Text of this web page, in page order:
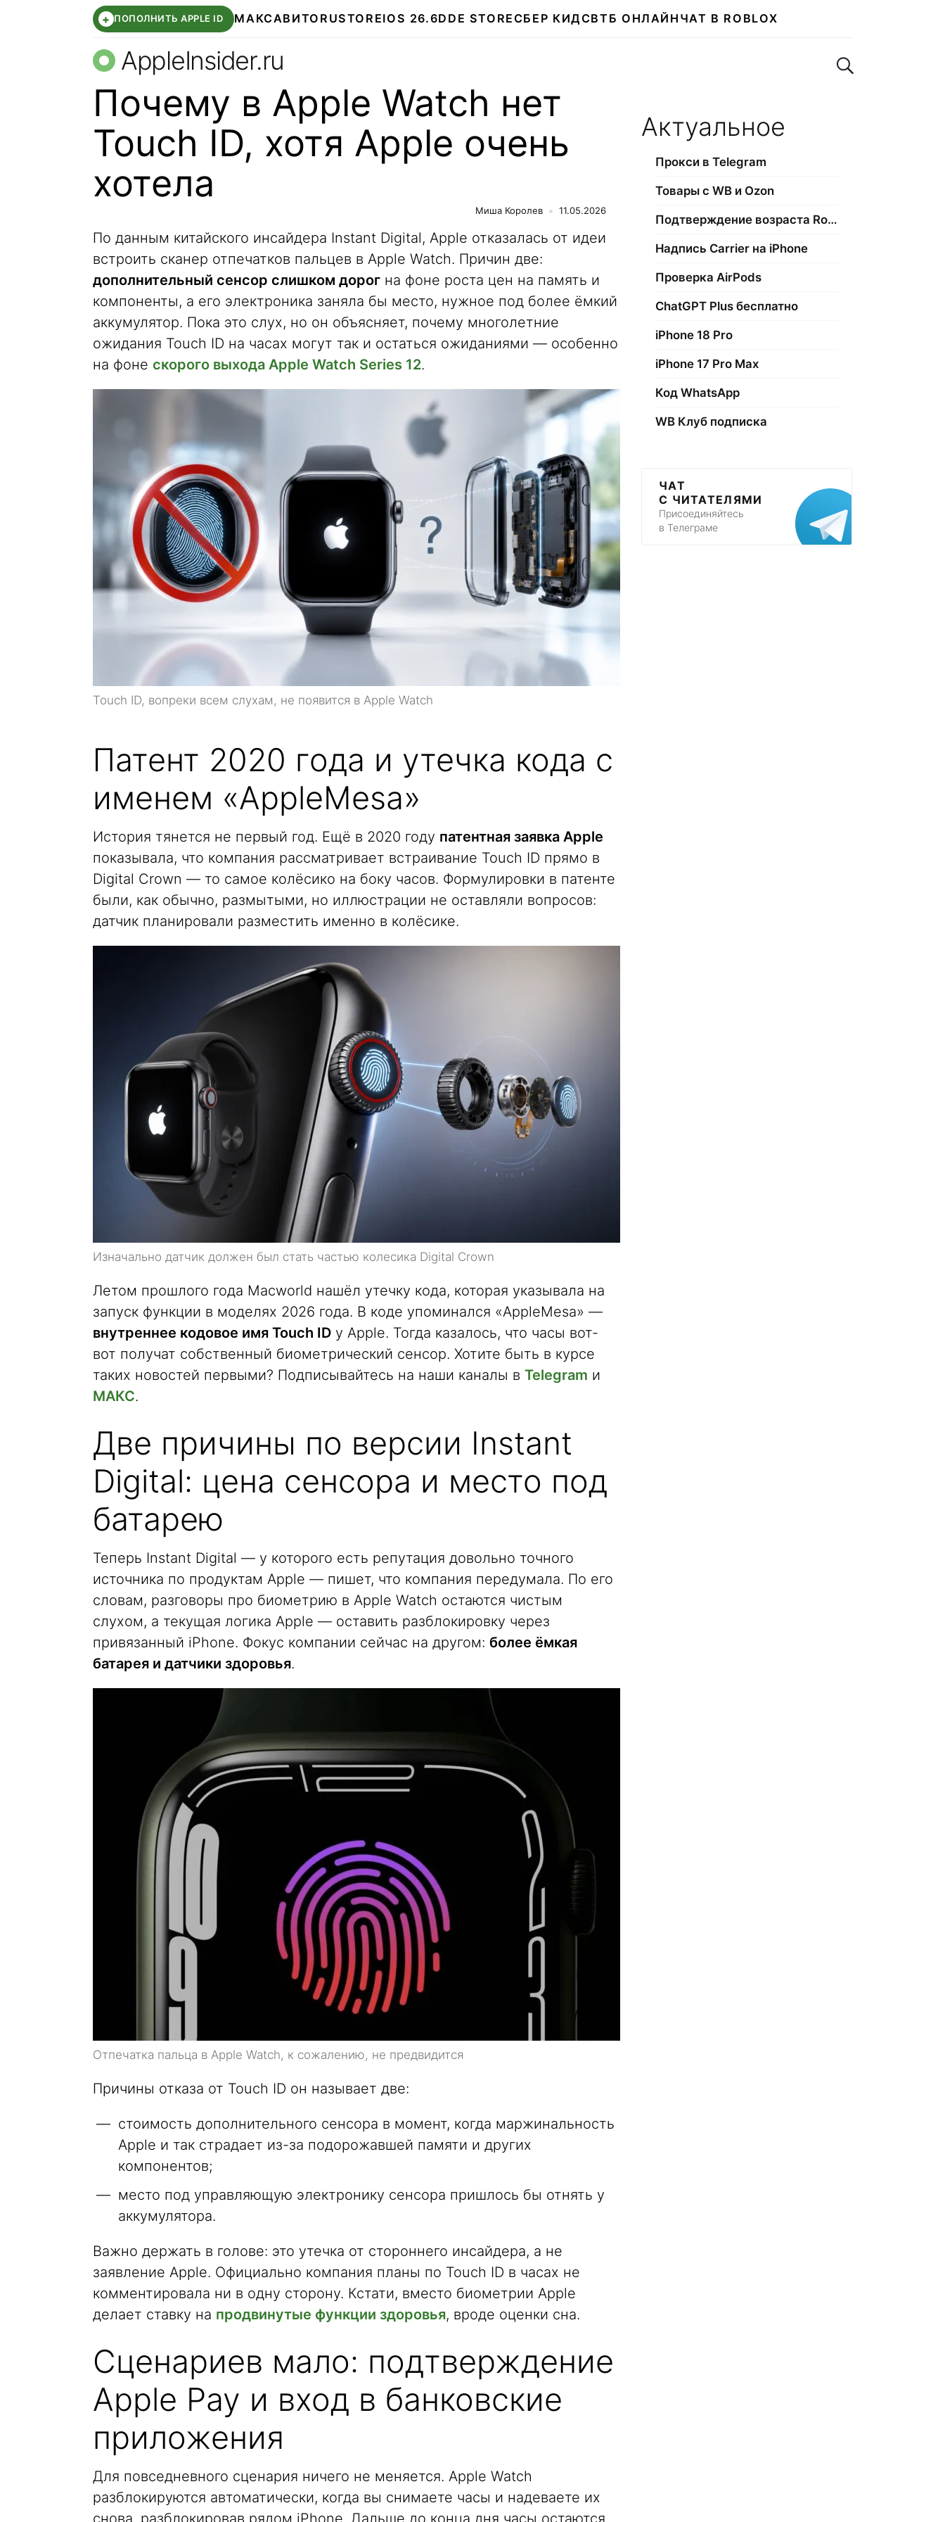
+ ПОПОЛНИТЬ APPLE ID МАКСАВИТО RUSTOREIOS 26.6DDE STORE СБЕР КИДСВТБ ОНЛАЙН ЧАТ В ROBLOX
AppleInsider.ru Поиск по сайту
Почему в Apple Watch нет
Touch ID, хотя Apple очень
хотела
Миша Королев 11.05.2026
По данным китайского инсайдера Instant Digital, Apple отказалась от идеи
встроить сканер отпечатков пальцев в Apple Watch. Причин две:
дополнительный сенсор слишком дорог на фоне роста цен на память и
компоненты, а его электроника заняла бы место, нужное под более ёмкий
аккумулятор. Пока это слух, но он объясняет, почему многолетние
ожидания Touch ID на часах могут так и остаться ожиданиями — особенно
на фоне скорого выхода Apple Watch Series 12.
Touch ID, вопреки всем слухам, не появится в Apple Watch
Патент 2020 года и утечка кода с
именем «AppleMesa»
История тянется не первый год. Ещё в 2020 году патентная заявка Apple
показывала, что компания рассматривает встраивание Touch ID прямо в
Digital Crown — то самое колёсико на боку часов. Формулировки в патенте
были, как обычно, размытыми, но иллюстрации не оставляли вопросов:
датчик планировали разместить именно в колёсике.
Изначально датчик должен был стать частью колесика Digital Crown
Летом прошлого года Macworld нашёл утечку кода, которая указывала на
запуск функции в моделях 2026 года. В коде упоминался «AppleMesa» —
внутреннее кодовое имя Touch ID у Apple. Тогда казалось, что часы вот-
вот получат собственный биометрический сенсор. Хотите быть в курсе
таких новостей первыми? Подписывайтесь на наши каналы в Telegram и
МАКС.
Две причины по версии Instant
Digital: цена сенсора и место под
батарею
Теперь Instant Digital — у которого есть репутация довольно точного
источника по продуктам Apple — пишет, что компания передумала. По его
словам, разговоры про биометрию в Apple Watch остаются чистым
слухом, а текущая логика Apple — оставить разблокировку через
привязанный iPhone. Фокус компании сейчас на другом: более ёмкая
батарея и датчики здоровья.
Отпечатка пальца в Apple Watch, к сожалению, не предвидится
Причины отказа от Touch ID он называет две:
стоимость дополнительного сенсора в момент, когда маржинальность
Apple и так страдает из-за подорожавшей памяти и других
компонентов;
место под управляющую электронику сенсора пришлось бы отнять у
аккумулятора.
Важно держать в голове: это утечка от стороннего инсайдера, а не
заявление Apple. Официально компания планы по Touch ID в часах не
комментировала ни в одну сторону. Кстати, вместо биометрии Apple
делает ставку на продвинутые функции здоровья, вроде оценки сна.
Сценариев мало: подтверждение
Apple Pay и вход в банковские
приложения
Для повседневного сценария ничего не меняется. Apple Watch
разблокируются автоматически, когда вы снимаете часы и надеваете их
снова, разблокировав рядом iPhone. Дальше до конца дня часы остаются
Актуальное
Прокси в Telegram
Товары с WB и Ozon
Подтверждение возраста Roblox
Надпись Carrier на iPhone
Проверка AirPods
ChatGPT Plus бесплатно
iPhone 18 Pro
iPhone 17 Pro Max
Код WhatsApp
WB Клуб подписка
ЧАТ
С ЧИТАТЕЛЯМИ
Присоединяйтесь
в Телеграме